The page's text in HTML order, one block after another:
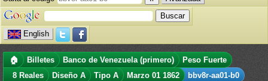
English
🏠 Billetes Banco de Venezuela (primero)
Peso Fuerte
8 Reales
Diseño A Tipo A Marzo 01 1862 bbv8r-aa01-b0